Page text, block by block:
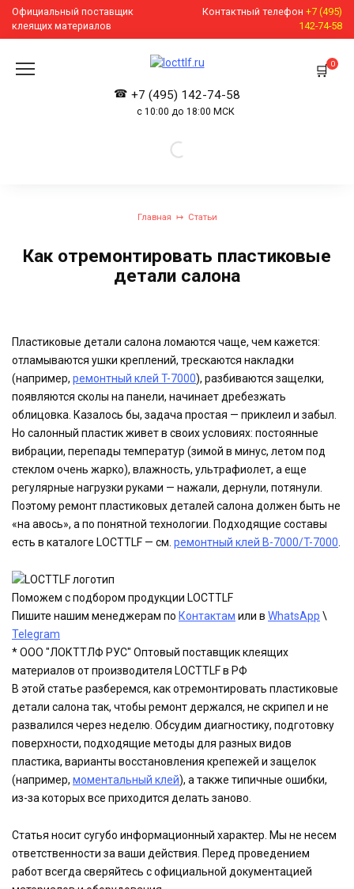
Перейти
содержанию
Официальный поставщик
клеящих материалов
Контактный телефон +7 (495)
142-74-58
+7 (495) 142-74-58
с 10:00 до 18:00 МСК
0
Главная Статьи
Как отремонтировать пластиковые
детали салона
Пластиковые детали салона ломаются чаще, чем кажется:
отламываются ушки креплений, трескаются накладки
(например, ремонтный клей T-7000), разбиваются защелки,
появляются сколы на панели, начинает дребезжать
облицовка. Казалось бы, задача простая — приклеил и забыл.
Но салонный пластик живет в своих условиях: постоянные
вибрации, перепады температур (зимой в минус, летом под
стеклом очень жарко), влажность, ультрафиолет, а еще
регулярные нагрузки руками — нажали, дернули, потянули.
Поэтому ремонт пластиковых деталей салона должен быть не
«на авось», а по понятной технологии. Подходящие составы
есть в каталоге LOCTTLF — см. ремонтный клей B-7000/T-7000
Поможем с подбором продукции LOCTTLF
Пишите нашим менеджерам по Контактам или в WhatsApp \
Telegram
* ООО "ЛОКТТЛФ РУС" Оптовый поставщик клеящих
материалов от производителя LOCTTLF в РФ
В этой статье разберемся, как отремонтировать пластиковые
детали салона так, чтобы ремонт держался, не скрипел и не
развалился через неделю. Обсудим диагностику, подготовку
поверхности, подходящие методы для разных видов
пластика, варианты восстановления крепежей и защелок
(например, моментальный клей), а также типичные ошибки,
из-за которых все приходится делать заново.
Статья носит сугубо информационный характер. Мы не несем
ответственности за ваши действия. Перед проведением
работ всегда сверяйтесь с официальной документацией